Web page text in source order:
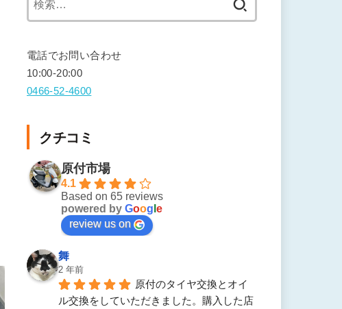
電話でお問い合わせ
10:00-20:00
0466-52-4600
クチコミ
原付市場
4.1
Based on 65 reviews
powered by Goog e
review us on
舞
2 年前
原付のタイヤ交換とオイ
ル交換をしていただきました。購入した店